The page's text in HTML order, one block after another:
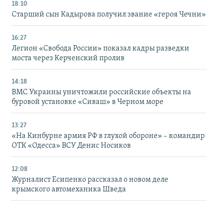
18:10
Старший сын Кадырова получил звание «героя Чечни»
16:27
Легион «Свобода России» показал кадры разведки
моста через Керченский пролив
14:18
ВМС Украины уничтожили российские объекты на
буровой установке «Сиваш» в Черном море
13:27
«На Кинбурне армия РФ в глухой обороне» – командир
ОТК «Одесса» ВСУ Денис Носиков
12:08
Журналист Есипенко рассказал о новом деле
крымского автомеханика Шведа